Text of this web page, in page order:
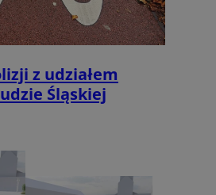
z udziałem
Śląskiej